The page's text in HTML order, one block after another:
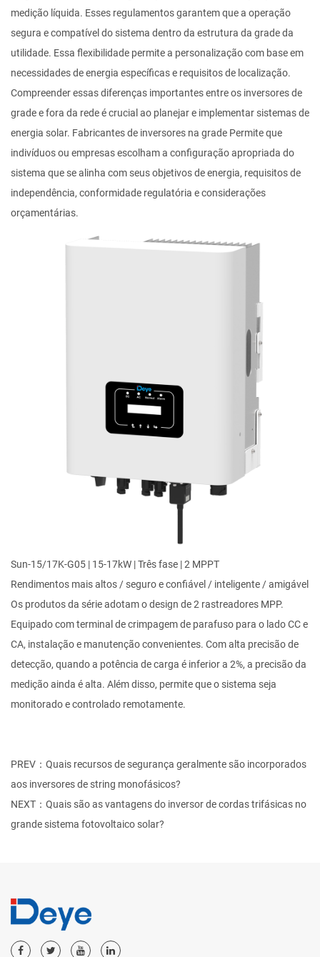
medição líquida. Esses regulamentos garantem que a operação
segura e compatível do sistema dentro da estrutura da grade da
utilidade. Essa flexibilidade permite a personalização com base em
necessidades de energia específicas e requisitos de localização.
Compreender essas diferenças importantes entre os inversores de
grade e fora da rede é crucial ao planejar e implementar sistemas de
energia solar. Fabricantes de inversores na grade Permite que
indivíduos ou empresas escolham a configuração apropriada do
sistema que se alinha com seus objetivos de energia, requisitos de
independência, conformidade regulatória e considerações
orçamentárias.
Sun-15/17K-G05 | 15-17kW | Três fase | 2 MPPT
Rendimentos mais altos / seguro e confiável / inteligente / amigável
Os produtos da série adotam o design de 2 rastreadores MPP.
Equipado com terminal de crimpagem de parafuso para o lado CC e
CA, instalação e manutenção convenientes. Com alta precisão de
detecção, quando a potência de carga é inferior a 2%, a precisão da
medição ainda é alta. Além disso, permite que o sistema seja
monitorado e controlado remotamente.
PREV：Quais recursos de segurança geralmente são incorporados
aos inversores de string monofásicos?
NEXT：Quais são as vantagens do inversor de cordas trifásicas no
grande sistema fotovoltaico solar?